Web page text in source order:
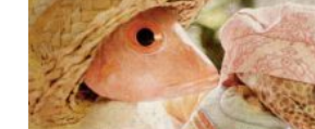
peuvent
être
choisies
sur
la
page